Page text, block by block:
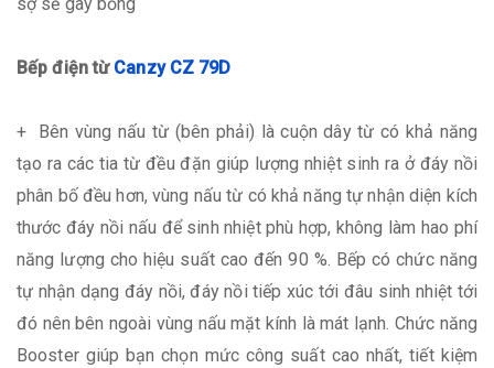
sợ sẽ gây bỏng
Bếp điện từ Canzy CZ 79D
+ Bên vùng nấu từ (bên phải) là cuộn dây từ có khả năng
tạo ra các tia từ đều đặn giúp lượng nhiệt sinh ra ở đáy nồi
phân bố đều hơn, vùng nấu từ có khả năng tự nhận diện kích
thước đáy nồi nấu để sinh nhiệt phù hợp, không làm hao phí
năng lượng cho hiệu suất cao đến 90 %. Bếp có chức năng
tự nhận dạng đáy nồi, đáy nồi tiếp xúc tới đâu sinh nhiệt tới
đó nên bên ngoài vùng nấu mặt kính là mát lạnh. Chức năng
Booster giúp bạn chọn mức công suất cao nhất, tiết kiệm